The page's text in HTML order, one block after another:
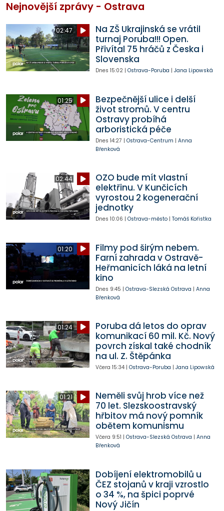
Nejnovější zprávy - Ostrava
02:47
Na ZŠ Ukrajinská se vrátil
turnaj Poruba!!! Open.
Přivítal 75 hráčů z Česka i
Slovenska
Dnes 15:02| Ostrava-Poruba | Jana Lipowská
01:25
Bezpečnější ulice i delší
život stromů. V centru
Ostravy probíhá
arboristická péče
Dnes 14:27 | Ostrava-Centrum | Anna
Břenková
02:44
OZO bude mít vlastní
elektřinu. V Kunčicích
vyrostou 2 kogenerační
jednotky
Dnes 10:06 | Ostrava-město| Tomáš Kořistka
01:20
Filmy pod širým nebem.
Farní zahrada v Ostravě-
Heřmanicích láká na letní
kino
Dnes 9:45 | Ostrava-Slezská Ostrava | Anna
Břenková
01:24
Poruba dá letos do oprav
komunikací 60 mil. Kč. Nový
povrch získal také chodník
na ul. Z. Štěpánka
Včera 15:34| Ostrava-Poruba | Jana Lipowská
01:21
Neměli svůj hrob více než
70 let. Slezskoostravský
hřbitov má nový pomník
obětem komunismu
Včera 9:51 | Ostrava-Slezská Ostrava | Anna
Břenková
Dobíjení elektromobilů u
ČEZ stojanů v kraji vzrostlo
o 34 %, na špici poprvé
Nový Jičín